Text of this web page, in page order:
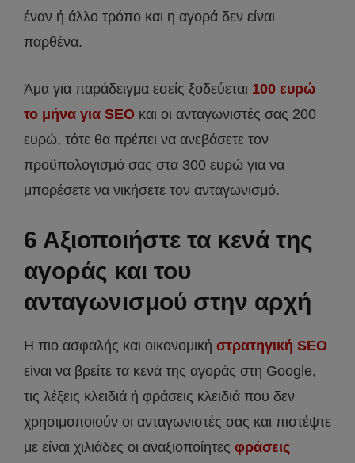
έναν ή άλλο τρόπο και η αγορά δεν είναι
παρθένα.
Άμα για παράδειγμα εσείς ξοδεύεται 100 ευρώ
το μήνα για SEO και οι ανταγωνιστές σας 200
ευρώ, τότε θα πρέπει να ανεβάσετε τον
προϋπολογισμό σας στα 300 ευρώ για να
μπορέσετε να νικήσετε τον ανταγωνισμό.
6 Αξιοποιήστε τα κενά της
αγοράς και του
ανταγωνισμού στην αρχή
Η πιο ασφαλής και οικονομική στρατηγική SEO
είναι να βρείτε τα κενά της αγοράς στη Google,
τις λέξεις κλειδιά ή φράσεις κλειδιά που δεν
χρησιμοποιούν οι ανταγωνιστές σας και πιστέψτε
με είναι χιλιάδες οι αναξιοποίητες φράσεις